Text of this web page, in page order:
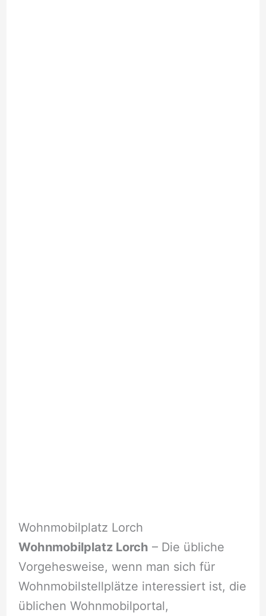
Wohnmobilplatz Lorch
Wohnmobilplatz Lorch – Die übliche
Vorgehesweise, wenn man sich für
Wohnmobilstellplätze interessiert ist, die
üblichen Wohnmobilportal,